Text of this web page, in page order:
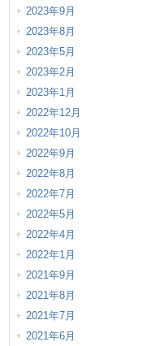
2023年9月
2023年8月
2023年5月
2023年2月
2023年1月
2022年12月
2022年10月
2022年9月
2022年8月
2022年7月
2022年5月
2022年4月
2022年1月
2021年9月
2021年8月
2021年7月
2021年6月